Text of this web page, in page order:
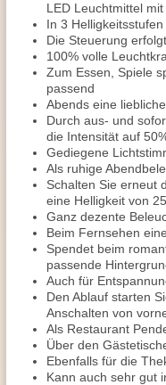
LED Leuchtmittel
In 3
Die Steuerung
100% volle
Zum Essen, Spiele
passend
Abends eine
Durch aus- und
die Intensität auf
Gediegene
Als ruhige
Schalten Sie erneut
eine Helligkeit von
Ganz dezente
Beim Fernsehen
Spendet beim
passende
Auch für
Den Ablauf starten
Anschalten von
Als Restaurant
Über den
Ebenfalls für die
Kann auch sehr gut